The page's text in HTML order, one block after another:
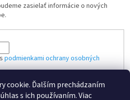
cookie. Ďalším prechádzaním
s ich používaním. Viac
zasielať informácie o nových
podmienkami ochrany osobných